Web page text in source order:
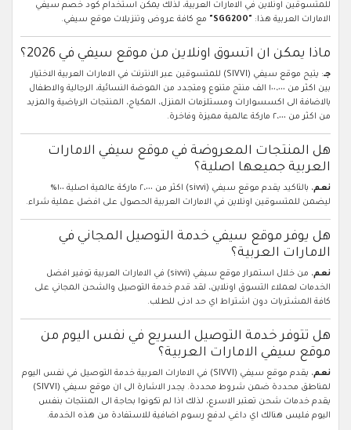
للمتسوقين اونلاين في الامارات العربية، لذلك يمكن استخدام كود خصم سيفي
الامارات العربية هذا: "SGG200" مع كافة عروض وتنزيلات موقع سيفي.
ماذا يمكن ان اتسوق اونلاين من موقع سيفي في 2026؟
جـ
: يتيح موقع سيفي (SIVVI) للمتسوقين عبر الانترنت في الامارات العربية الاختيار
بين اكثر من ١٠٠،٠٠٠ الف منتج متنوع ومتجدد من الموضة النسائية، الرجالية والاطفال
بالاضافة الى اكسسوارات ومستلزمات المنزل، المكياج، المنتجات الرياضية والمزيد
من اكثر من ٢،٠٠٠ ماركة عالمية مميزة وفاخرة.
هل المنتجات المعروضة في موقع سيفي الامارات
العربية جميعها اصلية؟
نعم
، بالتاكيد يقدم موقع سيفي (sivvi) اكثر من ٢،٠٠٠ ماركة عالمية اصلية ١٠٠%
ليضمن للمتسوقين اونلاين في الامارات العربية الحصول على افضل عملية شراء.
هل يوفر موقع سيفي خدمة التوصيل المجاني في
الامارات العربية؟
نعم
، من خلال استمرار موقع سيفي (sivvi) في الامارات العربية توفير افضل
الخدمات لعملاء التسوق اونلاين، لقد قدم خدمة التوصيل والشحن المجاني على
كافة المشتريات دون اشتراط اي حد ادنى للطلب.
هل تتوفر خدمة التوصيل السريع في نفس اليوم من
موقع سيفي الامارات العربية؟
نعم
، يقدم موقع سيفي (SIVVI) في الامارات العربية خدمة التوصيل في نفس اليوم
لمناطق محددة ضمن شروط محددة. يجدر الاشارة الى ان موقع سيفي (SIVVI)
يقدم خدمات شحن تعتبر الاسرع، لذلك اذا لم تكونوا بحاجة الى المنتجات بنفس
اليوم فليس هنالك اي داغي لدفع رسوم اضافية للاستفادة من هذه الخدمة.